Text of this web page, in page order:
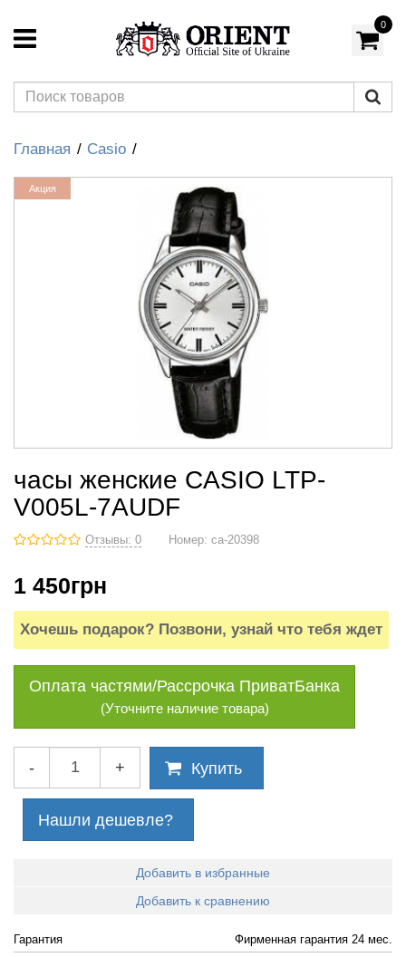
0
Главная Casio
Акция
часы женские CASIO LTP-
V005L-7AUDF
Отзывы: 0 Номер: ca-20398
1 450грн
Хочешь подарок? Позвони, узнай что тебя ждет
Оплата частями/Рассрочка ПриватБанка
(Уточните наличие товара)
- + Купить
Нашли дешевле?
Добавить в избранные
Добавить к сравнению
Гарантия
Фирменная гарантия 24 мес.